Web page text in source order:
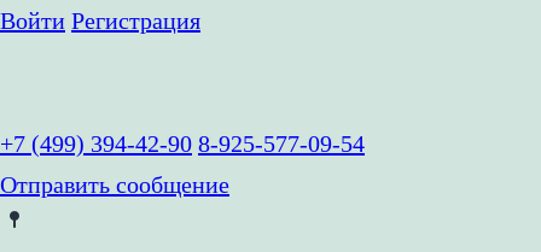
Войти Регистрация
+7 (499) 394-42-90 8-925-577-09-54
Отправить сообщение